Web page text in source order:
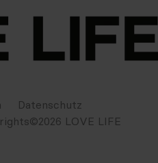
Datenschutz
©2026 LOVE LIFE